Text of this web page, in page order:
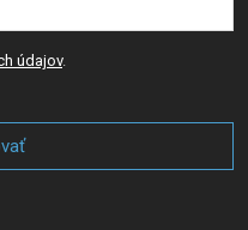
údajov.